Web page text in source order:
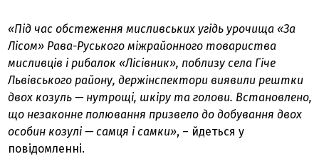
«Під час обстеження мисливських угідь урочища «За
Лісом» Рава-Руського міжрайонного товариства
мисливців і рибалок «Лісівник», поблизу села Гіче
Львівського району, держінспектори виявили рештки
двох козуль — нутрощі, шкіру та голови. Встановлено,
що незаконне полювання призвело до добування двох
особин козулі — самця і самки», – йдеться у
повідомленні.